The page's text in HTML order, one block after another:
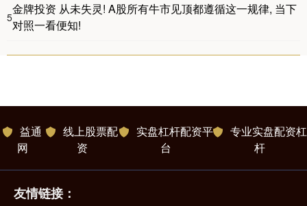
5
金牌投资 从未失灵! A股所有牛市见顶都遵循这一规律, 当下
对照一看便知!
益通
网
线上股票配
资
实盘杠杆配资平
台
专业实盘配资杠
杆
友情链接：